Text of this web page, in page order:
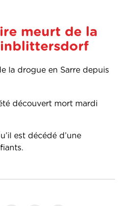
meurt de la
la drogue en Sarre depuis
découvert mort mardi
est décédé d’une